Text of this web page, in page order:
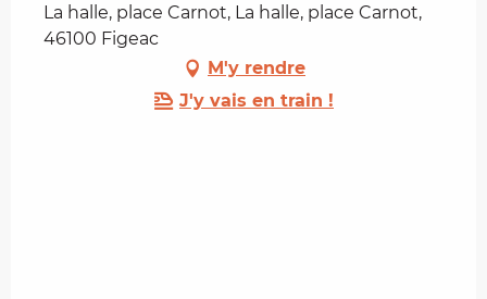
La halle, place Carnot, La halle, place Carnot,
46100 Figeac
M'y rendre
J'y vais en train !